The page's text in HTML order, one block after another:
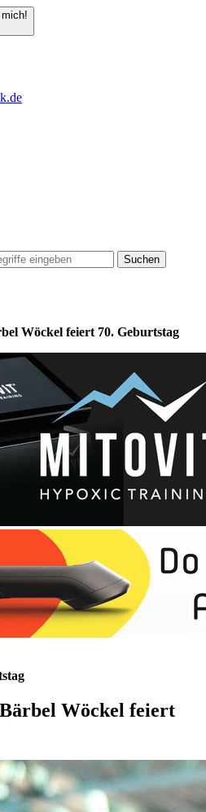
Suchen
Wöckel feiert 70. Geburtstag
Wöckel feiert